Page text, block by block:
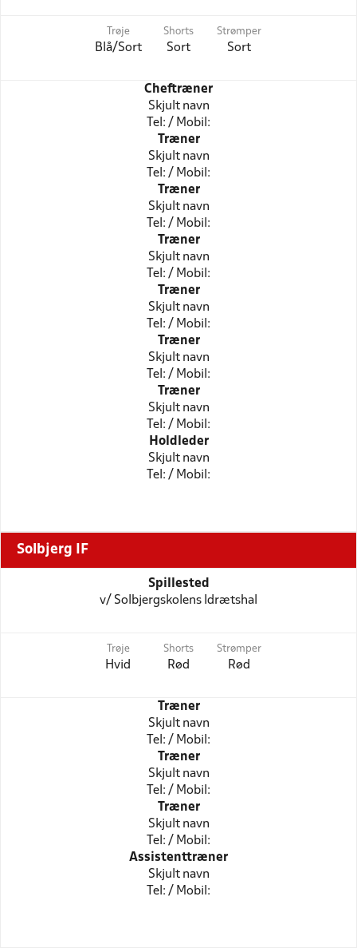
Trøje
Blå/Sort
Shorts
Sort
Strømper
Sort
Cheftræner
Skjult navn
Tel: / Mobil:
Træner
Skjult navn
Tel: / Mobil:
Træner
Skjult navn
Tel: / Mobil:
Træner
Skjult navn
Tel: / Mobil:
Træner
Skjult navn
Tel: / Mobil:
Træner
Skjult navn
Tel: / Mobil:
Træner
Skjult navn
Tel: / Mobil:
Holdleder
Skjult navn
Tel: / Mobil:
Solbjerg IF
Spillested
v/ Solbjergskolens Idrætshal
Trøje
Hvid
Shorts
Rød
Strømper
Rød
Træner
Skjult navn
Tel: / Mobil:
Træner
Skjult navn
Tel: / Mobil:
Træner
Skjult navn
Tel: / Mobil:
Assistenttræner
Skjult navn
Tel: / Mobil: